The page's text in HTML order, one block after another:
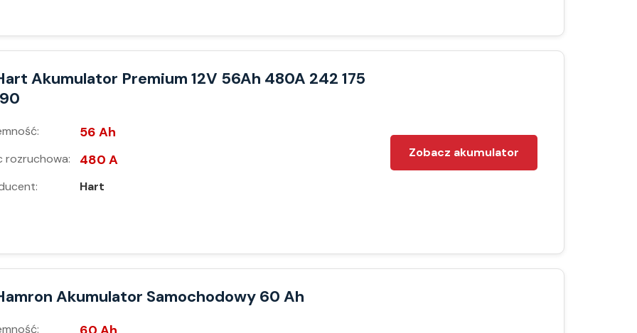
Akumulator Premium 12V 56Ah 480A 242 175
56 Ah
rozruchowa: 480 A
Hart
Zobacz akumulator
Akumulator Samochodowy 60 Ah